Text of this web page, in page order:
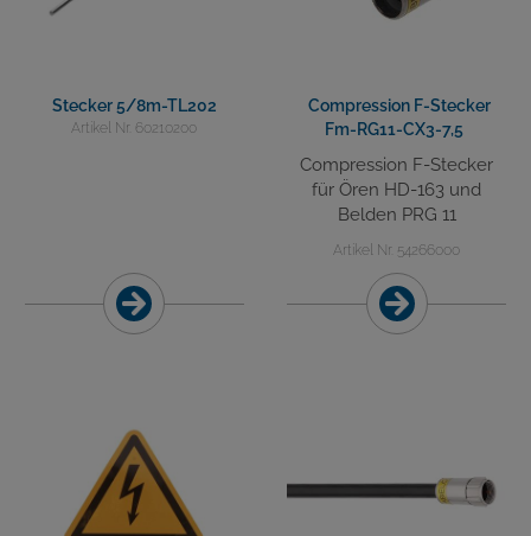
Stecker 5/8m-TL202
Artikel Nr. 60210200
Compression F-Stecker
Fm-RG11-CX3-7,5
Compression F-Stecker
für Ören HD-163 und
Belden PRG 11
Artikel Nr. 54266000